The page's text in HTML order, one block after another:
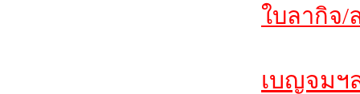
ใบลากิจ/
เบญจมฯ